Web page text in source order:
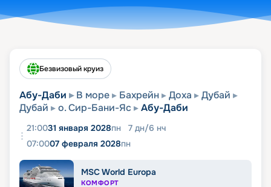
Безвизовый круиз
Абу-Даби В море Бахрейн Доха
Дубай
Дубай
о. Сир-Бани-Яс Абу-Даби
21:0031 января 2028пн 7 дн/6 нч
07:0007 февраля 2028пн
MSC World Europa
КОМФОРТ